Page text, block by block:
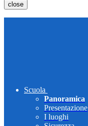
close
Scuola
Panoramica
Presentazione
I luoghi